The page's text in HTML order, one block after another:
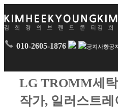
010-2605-1876 공
LG TROMM세
작가, 일러스트레